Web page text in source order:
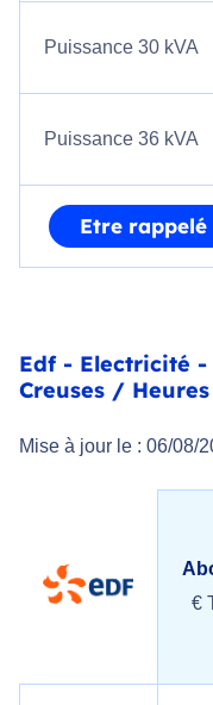
Puissance 30 kVA
Puissance 36 kVA
Etre rappelé
Edf - Electricité
Creuses /
Mise à jour le : 06/08/
€